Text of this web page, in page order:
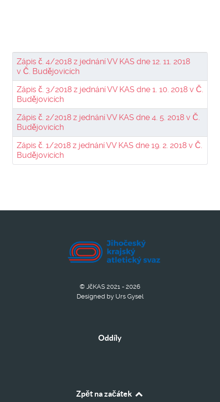
Zápis č. 4/2018 z jednání VV KAS dne 12. 11. 2018
v Č. Budějovicích
Zápis č. 3/2018 z jednání VV KAS dne 1. 10. 2018 v Č.
Budějovicích
Zápis č. 2/2018 z jednání VV KAS dne 4. 5. 2018 v Č.
Budějovicích
Zápis č. 1/2018 z jednání VV KAS dne 19. 2. 2018 v Č.
Budějovicích
© JčKAS 2021 - 2026
Designed by Urs Gysel
Oddíly
Zpět na začátek